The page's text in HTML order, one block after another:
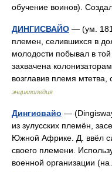
обучение воинов).
ДИНГИСВАЙО — (ум.
племен, селившихся в
молодости побывал в
захвачена
возглавив племя
энциклопедия
Дингисвайо —
из зулусских племён,
Южной Африке. Д. ввёл
своего племени.
военной организации